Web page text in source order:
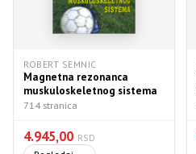
ROBERT SEMNIC
Magnetna rezonanca
muskuloskeletnog sistema
714 stranica
4.945,00 RSD